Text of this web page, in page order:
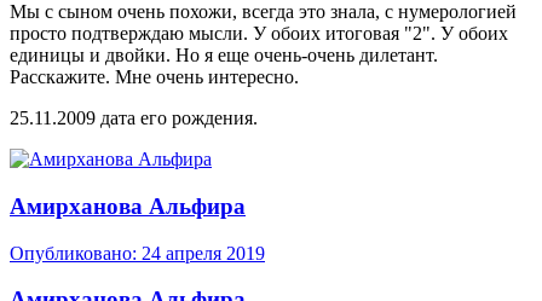
Мы с сыном очень похожи, всегда это знала, с нумерологией
просто подтверждаю мысли. У обоих итоговая "2". У обоих
единицы и двойки. Но я еще очень-очень дилетант.
Расскажите. Мне очень интересно.
25.11.2009 дата его рождения.
Амирханова Альфира
Опубликовано: 24 апреля 2019